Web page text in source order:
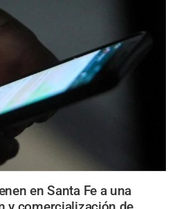
en Santa Fe a una